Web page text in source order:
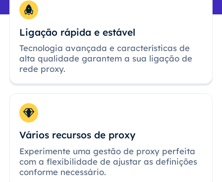
Ligação rápida e estável
Tecnologia avançada e características de
alta qualidade garantem a sua ligação de
rede proxy.
Vários recursos de proxy
Experimente uma gestão de proxy perfeita
com a flexibilidade de ajustar as definições
conforme necessário.